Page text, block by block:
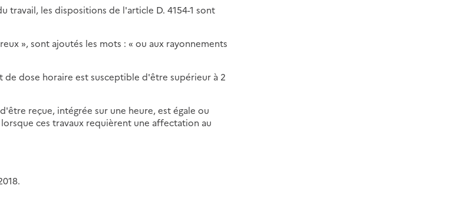
les dispositions de l'article D. 4154-1 sont
», sont ajoutés les mots : « ou aux rayonnements
de dose horaire est susceptible d'être supérieur à 2
reçue, intégrée sur une heure, est égale ou
ces travaux requièrent une affectation au